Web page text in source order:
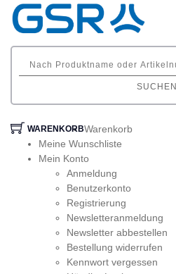
SUCHEN
WARENKORBWarenkorb
Meine Wunschliste
Mein Konto
Anmeldung
Benutzerkonto
Registrierung
Newsletteranmeldung
Newsletter abbestellen
Bestellung widerrufen
Kennwort vergessen